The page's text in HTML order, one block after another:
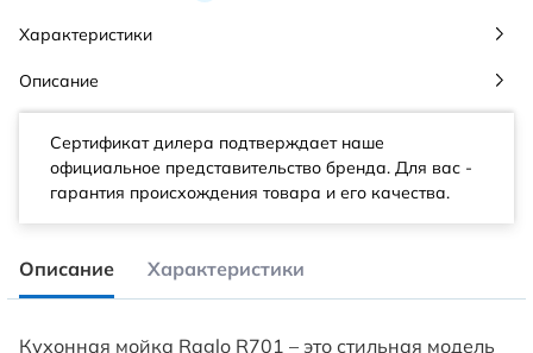
Характеристики
Описание
Сертификат дилера подтверждает наше
официальное представительство бренда. Для вас -
гарантия происхождения товара и его качества.
Описание Характеристики
Кухонная мойка Raglo R701 – это стильная модель